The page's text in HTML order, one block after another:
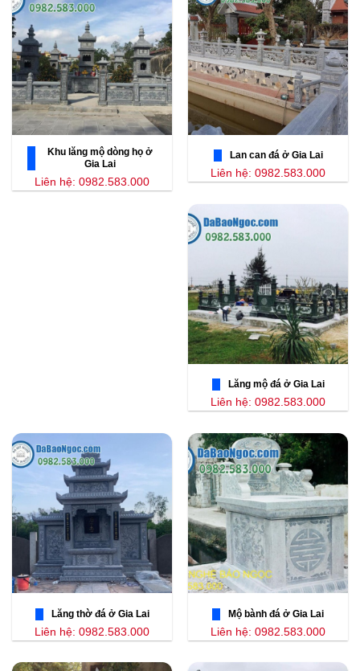
Khu lăng mộ dòng họ ở
Gia Lai
Liên hệ: 0982.583.000
Lan can đá ở Gia Lai
Liên hệ: 0982.583.000
Lăng mộ đá ở Gia Lai
Liên hệ: 0982.583.000
Lăng thờ đá ở Gia Lai
Liên hệ: 0982.583.000
Mộ bành đá ở Gia Lai
Liên hệ: 0982.583.000